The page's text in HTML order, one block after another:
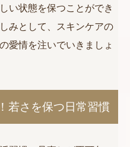
い状態を保つことができ
みとして、スキンケアの
愛情を注いでいきましょ
若さを保つ日常習慣